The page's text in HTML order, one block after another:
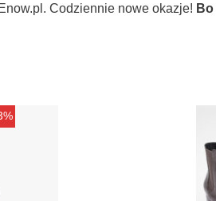
Codziennie nowe okazje!